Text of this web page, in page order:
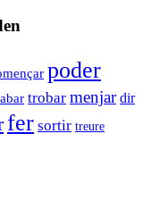
poder
trobar menjar dir
fer sortir treure